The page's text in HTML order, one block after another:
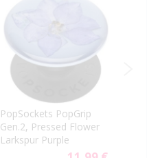
PopSockets PopGrip
Gen.2, Pressed Flower
Larkspur Purple